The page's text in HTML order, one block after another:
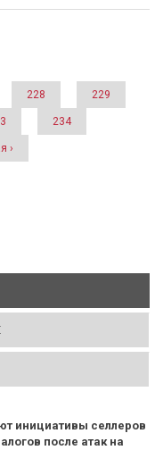
228 229
234
›
ВКЛАДКА)
инициативы селлеров
после атак на